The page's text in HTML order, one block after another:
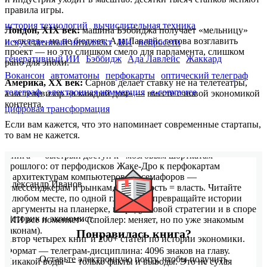
правила игры.
Лондон, XIX век:машина Бэббиджа получает «мельницу»
и «склад», но не бюджет; Ада Лавлейс готова возглавить
проект — но это слишком смело для парламента, слишком
рано для эпохи.
Америка, XX век:Сарнов делает ставку не на телетеатры,
а на телевизор «в каждый дом» — вместе с новой экономикой
контента.
Если вам кажется, что это напоминает современные стартапы,
то вам не кажется.
Книга — быстрый доступ к «мозговым шорткатам»
прошлого: от перфодисков Жаке-Дро к перфокартам
и архитектурам компьютеров, от семафоров —
к мессенджерам и рынкам, где скорость = власть. Читайте
в любом месте, по одной главе — и превращайте истории
в аргументы на планерке, в продуктовой стратегии и в споре
«ИИ все поменяет» (спойлер: меняет, но по уже знакомым
законам).
Формат — телеграм-дисциплина: 4096 знаков на главу.
Никакой воды — только факты и выводы. Это не сухая
история технологий
вычислительная техника
искусственный интеллект ИИ нейросети
генеративный ИИ
Бэббидж Ада Лавлейс Жаккард
Вокансон
автоматоны перфокарты оптический телеграф
телеграф электронная коммерция e-commerce
цифровая трансформация
Александр Иванов
Историк и экономист.
Автор четырех книг и 200+ статей по истории экономики.
Понравилась книга?
Оставьте электронную почту, чтобы получить